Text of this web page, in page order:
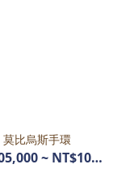
莫比烏斯手環
NT$105,000 ~ NT$108,000